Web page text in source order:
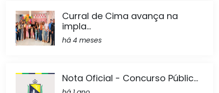
Curral de Cima avança na
impla...
há 4 meses
Nota Oficial - Concurso Públic...